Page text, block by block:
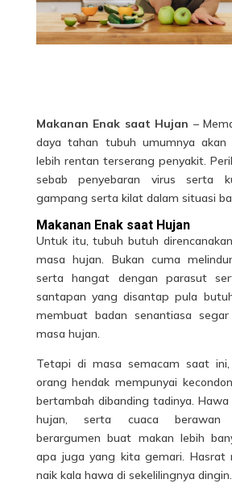
Makanan Enak saat Hujan –
daya tahan tubuh umumnya akan
lebih rentan terserang penyakit.
sebab penyebaran virus serta
gampang serta kilat dalam situasi
Makanan Enak saat Hujan
Untuk itu, tubuh butuh
masa hujan. Bukan cuma
serta hangat dengan parasut
santapan yang disantap pula
membuat badan senantiasa
masa hujan.
Tetapi di masa semacam saat
orang hendak mempunyai
bertambah dibanding tadinya.
hujan, serta cuaca berawan
berargumen buat makan lebih
apa juga yang kita gemari. Hasrat
naik kala hawa di sekelilingnya dingin.